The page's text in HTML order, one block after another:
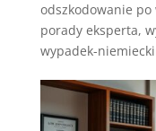
odszkodowanie po
porady eksperta,
wypadek-